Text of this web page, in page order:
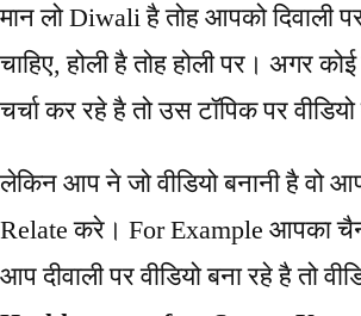
मान लो Diwali है तोह आपको दिवाली पर
चाहिए, होली है तोह होली पर। अगर
चर्चा कर रहे है तो उस टॉपिक पर
लेकिन आप ने जो वीडियो बनानी है वो
Relate करे। For Example आपका
आप दीवाली पर वीडियो बना रहे है तो